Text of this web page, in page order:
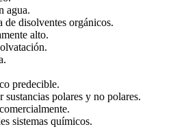
agua.
disolventes orgánicos.
alto.
predecible.
sustancias polares y no polares.
sistemas químicos.